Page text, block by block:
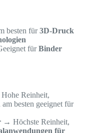
besten für3D-Druck
fürBinder
Reinheit,
besten geeignet für
→ Höchste Reinheit,
für